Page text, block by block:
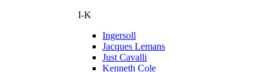
I-K
Ingersoll
Jacques Lemans
Just Cavalli
Kenneth Cole